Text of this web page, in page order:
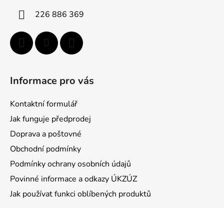
226 886 369
Informace pro vás
Kontaktní formulář
Jak funguje předprodej
Doprava a poštovné
Obchodní podmínky
Podmínky ochrany osobních údajů
Povinné informace a odkazy ÚKZÚZ
Jak používat funkci oblíbených produktů